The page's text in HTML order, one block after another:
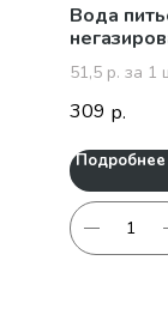
Вода
шт
51,5 р. за 1
309 р.
Подробнее